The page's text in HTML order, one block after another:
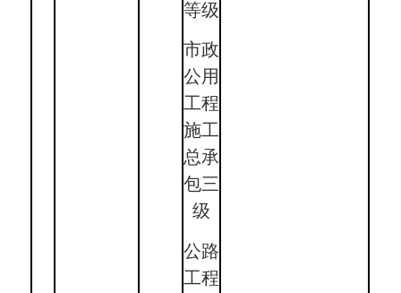
等级
市政
公用
工程
施工
总承
包三
级
公路
工程